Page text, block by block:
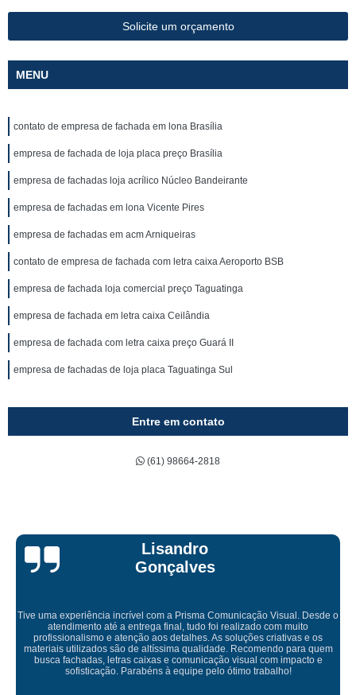
Solicite um orçamento
MENU
contato de empresa de fachada em lona Brasília
empresa de fachada de loja placa preço Brasília
empresa de fachadas loja acrílico Núcleo Bandeirante
empresa de fachadas em lona Vicente Pires
empresa de fachadas em acm Arniqueiras
contato de empresa de fachada com letra caixa Aeroporto BSB
empresa de fachada loja comercial preço Taguatinga
empresa de fachada em letra caixa Ceilândia
empresa de fachada com letra caixa preço Guará II
empresa de fachadas de loja placa Taguatinga Sul
Entre em contato
(61) 98664-2818
Desde o
e os
para quem
e
Bruna Eduarda
Empresa maravilhosa, entregue antes do prazo e a
ficou perfeita, indico de olhos fechados